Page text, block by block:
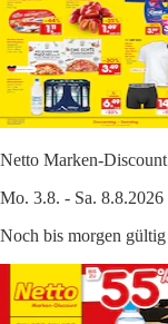
Netto Marken-Discount
Mo. 3.8. - Sa. 8.8.2026
Noch bis morgen gültig